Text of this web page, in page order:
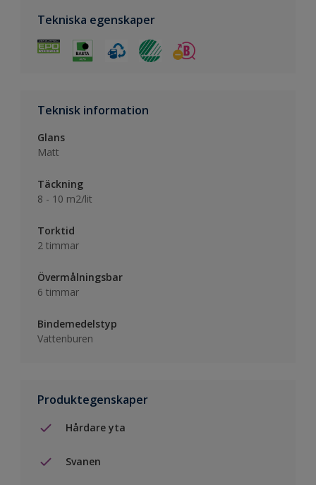
Tekniska egenskaper
Teknisk information
Glans
Matt
Täckning
8 - 10 m2/lit
Torktid
2 timmar
Övermålningsbar
6 timmar
Bindemedelstyp
Vattenburen
Produktegenskaper
Hårdare yta
Svanen